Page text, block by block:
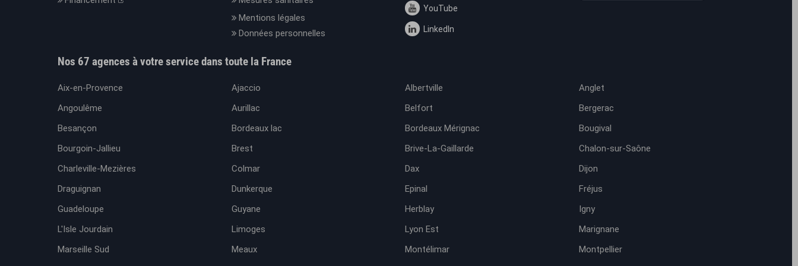
Mentions légales
Données personnelles
YouTube
LinkedIn
Nos 67 agences à votre service dans toute la France
Aix-en-Provence Ajaccio Albertville
Anglet
Angoulême
Aurillac Belfort
Bergerac
Besançon
Bordeaux lac Bordeaux Mérignac
Bougival
Bourgoin-Jallieu
Brest Brive-La-Gaillarde
Chalon-sur-Saône
Charleville-Mezières
Colmar Dax
Dijon
Draguignan
Dunkerque Epinal
Fréjus
Guadeloupe
Guyane Herblay
Igny
L'Isle Jourdain
Limoges Lyon Est
Marignane
Marseille Sud
Meaux Montélimar
Montpellier